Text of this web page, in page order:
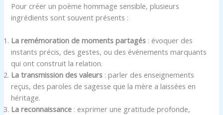
Pour créer un poème hommage sensible, plusieurs
ingrédients sont souvent présents :
La remémoration de moments partagés : évoquer des
instants précis, des gestes, ou des événements marquants
qui ont construit la relation.
La transmission des valeurs : parler des enseignements
reçus, des paroles de sagesse que la mère a laissées en
héritage.
La reconnaissance : exprimer une gratitude profonde,